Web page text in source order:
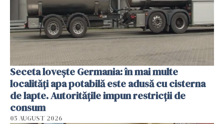
Seceta lovește Germania: în mai multe
localități apa potabilă este adusă cu cisterna
de lapte. Autoritățile impun restricții de
consum
05 AUGUST 2026